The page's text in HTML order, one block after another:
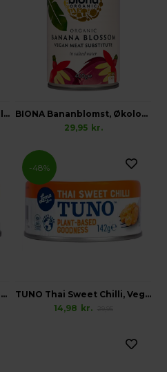
TJOIS Tapiokastivelse, Økologisk Glutenfri
BIONA Bananblomst, Økologisk Vegansk
29,95 kr.
TUNO Lemon Pepper, Vegansk Glutenfri
-48%
TUNO Thai Sweet Chilli, Vegansk Glutenfri
14,98 kr.